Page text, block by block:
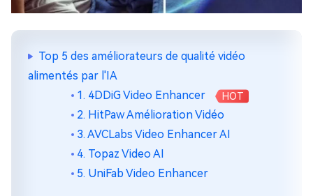
Top 5 des améliorateurs de qualité vidéo
alimentés par l'IA
1. 4DDiG Video Enhancer
HOT
2. HitPaw Amélioration Vidéo
3. AVCLabs Video Enhancer AI
4. Topaz Video AI
5. UniFab Video Enhancer